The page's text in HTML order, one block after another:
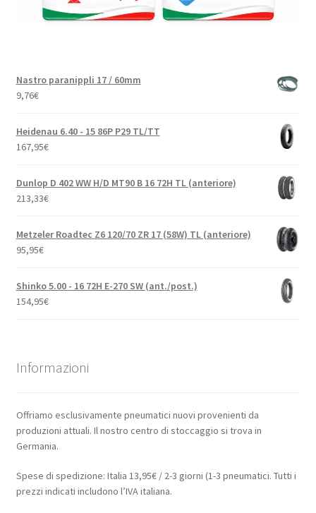
Nastro paranippli 17 / 60mm
9,76€
Heidenau 6.40 - 15 86P P29 TL/TT
167,95€
Dunlop D 402 WW H/D MT90 B 16 72H TL (anteriore)
213,33€
Metzeler Roadtec Z6 120/70 ZR 17 (58W) TL (anteriore)
95,95€
Shinko 5.00 - 16 72H E-270 SW (ant./post.)
154,95€
Informazioni
Offriamo esclusivamente pneumatici nuovi provenienti da
produzioni attuali. Il nostro centro di stoccaggio si trova in
Germania.
Spese di spedizione: Italia 13,95€ / 2-3 giorni (1-3 pneumatici. Tutti i
prezzi indicati includono l’IVA italiana.